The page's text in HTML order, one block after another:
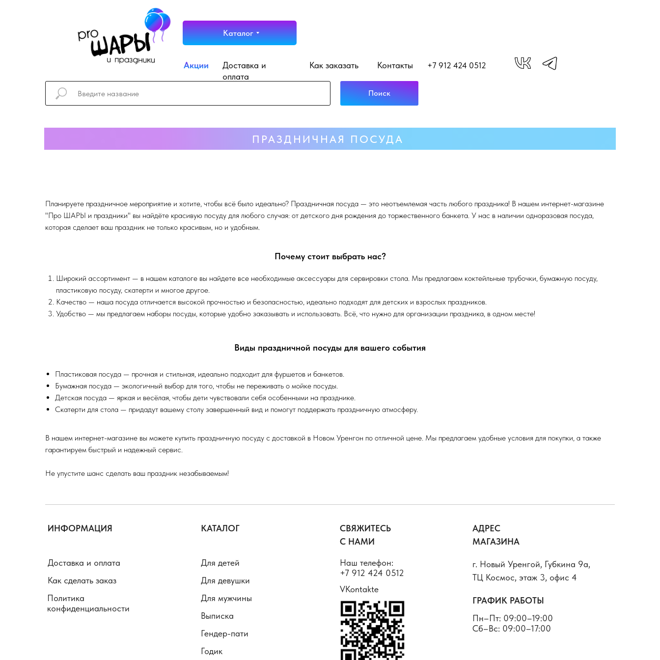
Каталог
Акции
Доставка и
оплата
Контакты
Как заказать +7 912 424 0512
Поиск
ПРАЗДНИЧНАЯ ПОСУДА
Планируете праздничное мероприятие и хотите, чтобы всё было идеально? Праздничная посуда — это неотъемлемая часть любого праздника! В нашем интернет-магазине
"Про ШАРЫ и праздники" вы найдёте красивую посуду для любого случая: от детского дня рождения до торжественного банкета. У нас в наличии одноразовая посуда,
которая сделает ваш праздник не только красивым, но и удобным.
Почему стоит выбрать нас?
Широкий ассортимент — в нашем каталоге вы найдете все необходимые аксессуары для сервировки стола. Мы предлагаем коктейльные трубочки, бумажную посуду,
пластиковую посуду, скатерти и многое другое.
Качество — наша посуда отличается высокой прочностью и безопасностью, идеально подходят для детских и взрослых праздников.
Удобство — мы предлагаем наборы посуды, которые удобно заказывать и использовать. Всё, что нужно для организации праздника, в одном месте!
Виды праздничной посуды для вашего события
Пластиковая посуда — прочная и стильная, идеально подходит для фуршетов и банкетов.
Бумажная посуда — экологичный выбор для того, чтобы не переживать о мойке посуды.
Детская посуда — яркая и весёлая, чтобы дети чувствовали себя особенными на празднике.
Скатерти для стола — придадут вашему столу завершенный вид и помогут поддержать праздничную атмосферу.
В нашем интернет-магазине вы можете купить праздничную посуду с доставкой в Новом Уренгон по отличной цене. Мы предлагаем удобные условия для покупки, а также
гарантируем быстрый и надежный сервис.
Не упустите шанс сделать ваш праздник незабываемым!
Для детей
+7 912 424 0512
Наш телефон:
г. Новый Уренгой, Губкина 9а,
ТЦ Космос, этаж 3, офис 4
VKontakte
Для девушки
Для мужчины
Выписка
Гендер-пати
Годик
КАТАЛОГ
Политика
конфиденциальности
Как сделать заказ
Доставка и оплата
ИНФОРМАЦИЯ
СВЯЖИТЕСЬ
С НАМИ
АДРЕС
МАГАЗИНА
Пн–Пт: 09:00–19:00
Сб–Вс: 09:00–17:00
ГРАФИК РАБОТЫ